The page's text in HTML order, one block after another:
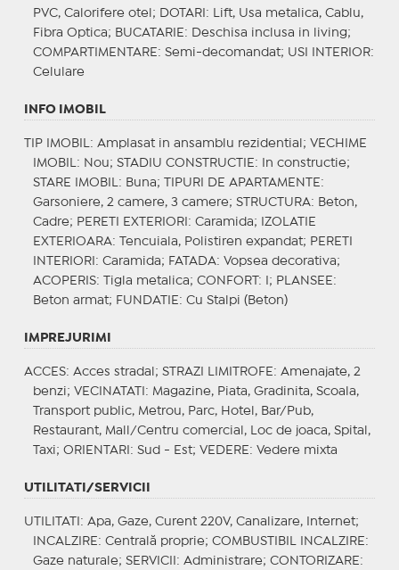
PVC, Calorifere otel;
DOTARI : Lift, Usa metalica, Cablu,
Fibra Optica; BUCATARIE : Deschisa inclusa in living;
COMPARTIMENTARE : Semi-decomandat; USI INTERIOR:
Celulare
INFO IMOBIL
TIP IMOBIL : Amplasat in ansamblu rezidential; VECHIME
IMOBIL : Nou; STADIU CONSTRUCTIE : In constructie;
STARE IMOBIL : Buna; TIPURI DE APARTAMENTE :
Garsoniere, 2 camere, 3 camere; STRUCTURA: Beton,
Cadre; PERETI EXTERIORI : Caramida;
IZOLATIE
EXTERIOARA: Tencuiala, Polistiren expandat; PERETI
INTERIORI : Caramida; FATADA: Vopsea decorativa;
ACOPERIS: Tigla metalica; CONFORT : I; PLANSEE :
Beton armat; FUNDATIE : Cu Stalpi (Beton)
IMPREJURIMI
ACCES: Acces stradal; STRAZI LIMITROFE : Amenajate, 2
benzi; VECINATATI : Magazine, Piata, Gradinita, Scoala,
Transport public, Metrou, Parc, Hotel, Bar/Pub,
Restaurant, Mall/Centru comercial, Loc de joaca, Spital,
Taxi; ORIENTARI : Sud - Est; VEDERE : Vedere mixta
UTILITATI/SERVICII
UTILITATI : Apa, Gaze, Curent 220V, Canalizare, Internet;
INCALZIRE : Centrală proprie; COMBUSTIBIL INCALZIRE :
Gaze naturale; SERVICII : Administrare; CONTORIZARE :